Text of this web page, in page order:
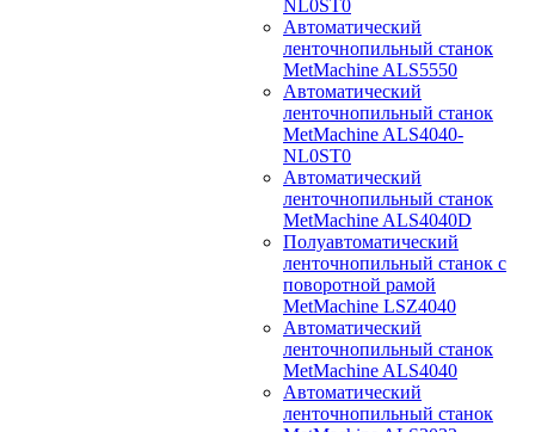
NL0ST0
Автоматический
ленточнопильный станок
MetMachine ALS5550
Автоматический
ленточнопильный станок
MetMachine ALS4040-
NL0ST0
Автоматический
ленточнопильный станок
MetMachine ALS4040D
Полуавтоматический
ленточнопильный станок с
поворотной рамой
MetMachine LSZ4040
Автоматический
ленточнопильный станок
MetMachine ALS4040
Автоматический
ленточнопильный станок